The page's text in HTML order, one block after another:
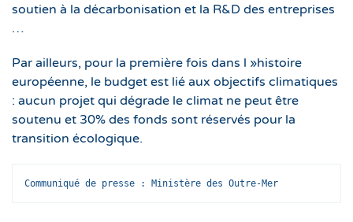
soutien à la décarbonisation et la R&D des entreprises
…
Par ailleurs, pour la première fois dans l »histoire
européenne, le budget est lié aux objectifs climatiques
: aucun projet qui dégrade le climat ne peut être
soutenu et 30% des fonds sont réservés pour la
transition écologique.
Communiqué de presse : Ministère des Outre-Mer